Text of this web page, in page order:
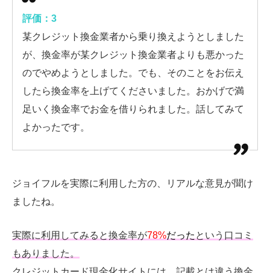
評価：3
某クレジット換金業者から乗り換えようとしました
が、換金率が某クレジット換金業者よりも悪かった
のでやめようとしました。でも、そのことをお伝え
したら換金率を上げてくださいました。おかげで満
足いく換金率でお金を借りられました。話してみて
よかったです。
ジョイフルを実際に利用した方の、リアルな意見が聞け
ましたね。
実際に利用してみると換金率が78%だった という口コミ
もありました。